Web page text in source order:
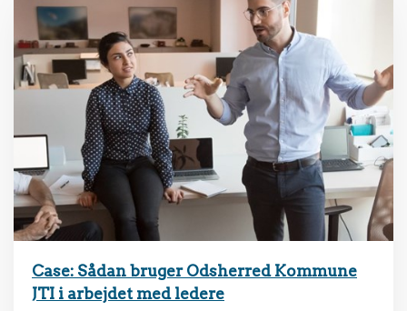
Case: Sådan bruger Odsherred Kommune
JTI i arbejdet med ledere